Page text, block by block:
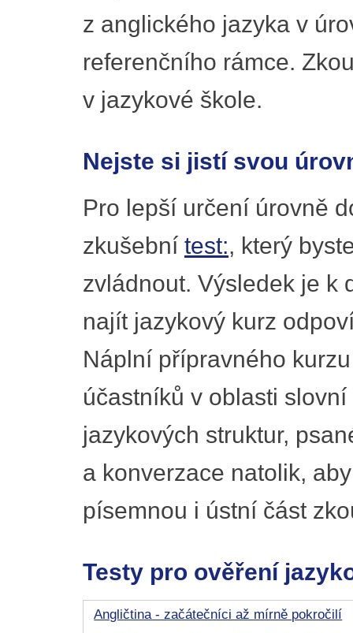
z anglického jazyka v
referenčního rámce.
v jazykové škole.
Nejste si jistí svou
Pro lepší určení úrovně
zkušební test:, který
zvládnout. Výsledek je k
najít jazykový kurz
Náplní přípravného
účastníků v oblasti
jazykových struktur,
a konverzace natolik,
písemnou i ústní část
Testy pro ověření
Angličtina - začátečníci až mírně pokročilí